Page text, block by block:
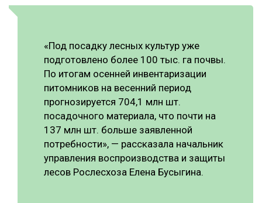
«Под посадку лесных культур уже
подготовлено более 100 тыс. га почвы.
По итогам осенней инвентаризации
питомников на весенний период
прогнозируется 704,1 млн шт.
посадочного материала, что почти на
137 млн шт. больше заявленной
потребности», — рассказала начальник
управления воспроизводства и защиты
лесов Рослесхоза Елена Бусыгина.